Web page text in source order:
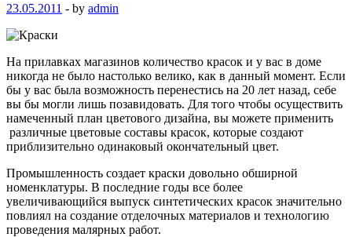
23.05.2011 - by admin
На прилавках магазинов количество красок и у вас в доме
никогда не было настолько велико, как в данный момент. Если
бы у вас была возможность перенестись на 20 лет назад, себе
вы бы могли лишь позавидовать. Для того чтобы осуществить
намеченный план цветового дизайна, вы можете применить
различные цветовые составы красок, которые создают
приблизительно одинаковый окончательный цвет.
Промышленность создает краски довольно обширной
номенклатуры. В последние годы все более
увеличивающийся выпуск синтетических красок значительно
повлиял на создание отделочных материалов и технологию
проведения малярных работ.